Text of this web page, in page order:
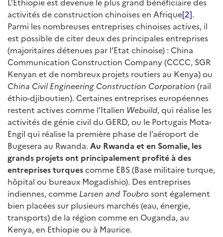
activités de construction chinoises en Afrique[2].
Parmi les nombreuses entreprises chinoises actives, il
est possible de citer deux des principales entreprises
(majoritaires détenues par l’Etat chinoise) : China
Communication Construction Company (CCCC, SGR
Kenyan et de nombreux projets routiers au Kenya) ou
China Civil Engineering Construction Corporation (rail
éthio-djiboutien). Certaines entreprises européennes
restent actives comme l’Italien Webuild, qui réalise les
activités de génie civil du GERD, ou le Portugais Mota-
Engil qui réalise la première phase de l’aéroport de
Bugesera au Rwanda. Au Rwanda et en Somalie, les
grands projets ont principalement profité à des
entreprises turquescomme EBS (Base militaire turque,
hôpital ou bureaux Mogadishio). Des entreprises
indiennes, comme Larsen and Toubrosont également
bien placées sur plusieurs marchés (eau, énergie,
transports) de la région comme en Ouganda, au
Kenya, en Ethiopie ou à Maurice.